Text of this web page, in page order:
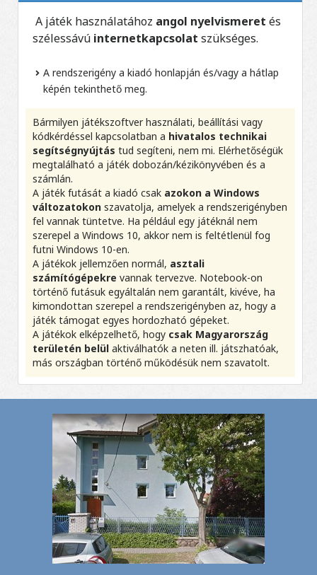
A játék használatához angol nyelvismeret és
szélessávú internetkapcsolat szükséges.
A rendszerigény a kiadó honlapján és/vagy a hátlap
képén tekinthető meg.
Bármilyen játékszoftver használati, beállítási vagy
kódkérdéssel kapcsolatban a hivatalos technikai
segítségnyújtás tud segíteni, nem mi. Elérhetőségük
megtalálható a játék dobozán/kézikönyvében és a
számlán.
A játék futását a kiadó csak azokon a Windows
változatokon szavatolja, amelyek a rendszerigényben
fel vannak tüntetve. Ha például egy játéknál nem
szerepel a Windows 10, akkor nem is feltétlenül fog
futni Windows 10-en.
A játékok jellemzően normál, asztali
számítógépekre vannak tervezve. Notebook-on
történő futásuk egyáltalán nem garantált, kivéve, ha
kimondottan szerepel a rendszerigényben az, hogy a
játék támogat egyes hordozható gépeket.
A játékok elképzelhető, hogy csak Magyarország
területén belül aktiválhatók a neten ill. játszhatóak,
más országban történő működésük nem szavatolt.